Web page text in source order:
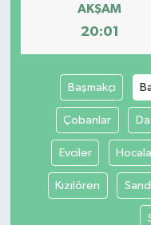
AKŞAM
20:01
Başmakçı
Çobanlar
Evciler
Kızılören